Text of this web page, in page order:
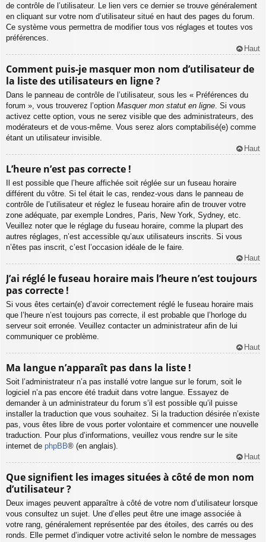
de contrôle de l’utilisateur. Le lien vers ce dernier se trouve généralement
en cliquant sur votre nom d’utilisateur situé en haut des pages du forum.
Ce système vous permettra de modifier tous vos réglages et toutes vos
préférences.
Haut
Comment puis-je masquer mon nom d’utilisateur de
la liste des utilisateurs en ligne ?
Dans le panneau de contrôle de l’utilisateur, sous les « Préférences du
forum », vous trouverez l’option Masquer mon statut en ligne . Si vous
activez cette option, vous ne serez visible que des administrateurs, des
modérateurs et de vous-même. Vous serez alors comptabilisé(e) comme
étant un utilisateur invisible.
Haut
L’heure n’est pas correcte !
Il est possible que l’heure affichée soit réglée sur un fuseau horaire
différent du vôtre. Si tel était le cas, rendez-vous dans le panneau de
contrôle de l’utilisateur et réglez le fuseau horaire afin de trouver votre
zone adéquate, par exemple Londres, Paris, New York, Sydney, etc.
Veuillez noter que le réglage du fuseau horaire, comme la plupart des
autres réglages, n’est accessible qu’aux utilisateurs inscrits. Si vous
n’êtes pas inscrit, c’est l’occasion idéale de le faire.
Haut
J’ai réglé le fuseau horaire mais l’heure n’est toujours
pas correcte !
Si vous êtes certain(e) d’avoir correctement réglé le fuseau horaire mais
que l’heure n’est toujours pas correcte, il est probable que l’horloge du
serveur soit erronée. Veuillez contacter un administrateur afin de lui
communiquer ce problème.
Haut
Ma langue n’apparaît pas dans la liste !
Soit l’administrateur n’a pas installé votre langue sur le forum, soit le
logiciel n’a pas encore été traduit dans votre langue. Essayez de
demander à un administrateur du forum s’il est possible qu’il puisse
installer la traduction que vous souhaitez. Si la traduction désirée n’existe
pas, vous êtes libre de vous porter volontaire et commencer une nouvelle
traduction. Pour plus d’informations, veuillez vous rendre sur le site
internet de phpBB® (en anglais).
Haut
Que signifient les images situées à côté de mon nom
d’utilisateur ?
Deux images peuvent apparaître à côté de votre nom d’utilisateur lorsque
vous consultez un sujet. Une d’elles peut être une image associée à
votre rang, généralement représentée par des étoiles, des carrés ou des
ronds. Elle permet d’indiquer votre activité selon le nombre de messages